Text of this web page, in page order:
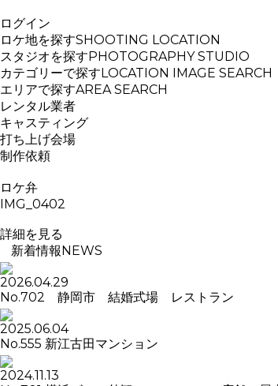
ログイン
ロケ地を探すSHOOTING LOCATION
スタジオを探すPHOTOGRAPHY STUDIO
カテゴリーで探すLOCATION IMAGE SEARCH
エリアで探すAREA SEARCH
レンタル業者
キャスティング
打ち上げ会場
制作依頼
ロケ弁
IMG_0402
詳細を見る
新着情報NEWS
2026.04.29
No.702 静岡市 結婚式場 レストラン
2025.06.04
No.555 新江古田マンション
2024.11.13